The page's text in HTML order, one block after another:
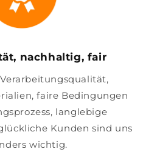
nachhaltig, fair
faire Bedingungen
langlebige
Kunden sind uns
wichtig.